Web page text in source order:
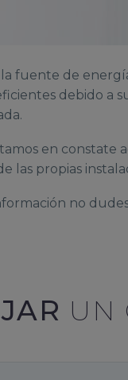
fuente de
debido
en
las propias
no
UN